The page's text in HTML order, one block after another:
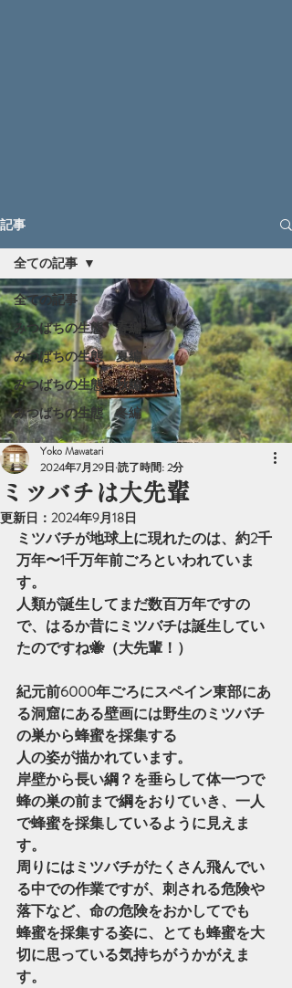
記事
全ての記事
みつばちの生態 春編
みつばちの生態 夏編
みつばちの生態 秋編
みつばちの生態 冬編
全ての記事
ミツバチは大先輩
Yoko Mawatari
2024年7月29日 読了時間: 2分
更新日： 2024年9月18日
ミツバチが地球上に現れたのは、約2千
万年〜1千万年前ごろといわれていま
す。
人類が誕生してまだ数百万年ですの
で、はるか昔にミツバチは誕生してい
たのですね🐝（大先輩！）
紀元前6000年ごろにスペイン東部にあ
る洞窟にある壁画には野生のミツバチ
の巣から蜂蜜を採集する
人の姿が描かれています。
岸壁から長い綱？を垂らして体一つで
蜂の巣の前まで綱をおりていき、一人
で蜂蜜を採集しているように見えま
す。
周りにはミツバチがたくさん飛んでい
る中での作業ですが、刺される危険や
落下など、命の危険をおかしてでも
蜂蜜を採集する姿に、とても蜂蜜を大
切に思っている気持ちがうかがえま
す。